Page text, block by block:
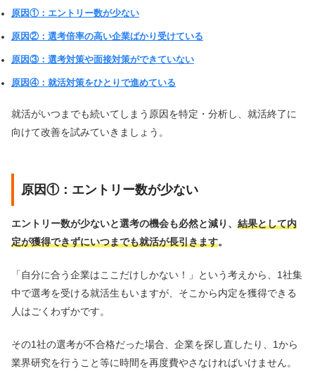
原因①：エントリー数が少ない
原因②：選考倍率の高い企業ばかり受けている
原因③：選考対策や面接対策ができていない
原因④：就活対策をひとりで進めている
就活がいつまでも続いてしまう原因を特定・分析し、就活終了に
向けて改善を試みていきましょう。
原因①：エントリー数が少ない
エントリー数が少ないと選考の機会も必然と減り、 結果として内
定が獲得できずにいつまでも就活が長引きます。
「自分に合う企業はここだけしかない！」という考えから、1社集
中で選考を受ける就活生もいますが、そこから内定を獲得できる
人はごくわずかです。
その1社の選考が不合格だった場合、企業を探し直したり、1から
業界研究を行うこと等に時間を再度費やさなければいけません。